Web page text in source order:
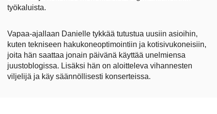
työkaluista.
Vapaa-ajallaan Danielle tykkää tutustua uusiin asioihin,
kuten tekniseen hakukoneoptimointiin ja kotisivukoneisiin,
joita hän saattaa jonain päivänä käyttää unelmiensa
juustoblogissa. Lisäksi hän on aloitteleva vihannesten
viljelijä ja käy säännöllisesti konserteissa.